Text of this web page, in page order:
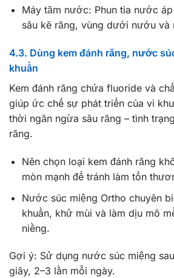
Máy tăm nước: Phun tia nước
sâu kẽ răng, vùng dưới nướu và
4.3. Dùng kem đánh răng, nước
khuẩn
Kem đánh răng chứa fluoride và
giúp ức chế sự phát triển của vi
thời ngăn ngừa sâu răng – tình
răng.
Nên chọn loại kem đánh răng
mòn mạnh để tránh làm tổn
Nước súc miệng Ortho chuyên
khuẩn, khử mùi và làm dịu mô
niềng.
Gợi ý: Sử dụng nước súc miệng
giây, 2–3 lần mỗi ngày.